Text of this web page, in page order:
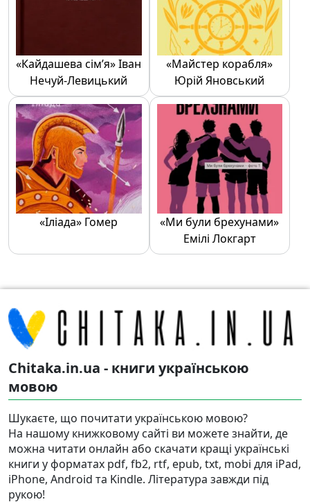
«Кайдашева сім’я» Іван
Нечуй-Левицький
«Майстер корабля»
Юрій Яновський
«Іліада» Гомер
«Ми були брехунами»
Емілі Локгарт
Chitaka.in.ua - книги українською
мовою
Шукаєте, що почитати українською мовою?
На нашому книжковому сайті ви можете знайти, де
можна читати онлайн або скачати кращі українські
книги у форматах pdf, fb2, rtf, epub, txt, mobi для iPad,
iPhone, Android та Kindle. Література завжди під
рукою!